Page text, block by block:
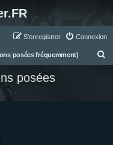
Connexion
S’enregistrer
posées fréquemment)
posées